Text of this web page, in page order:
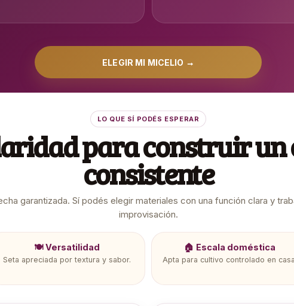
ELEGIR MI MICELIO →
LO QUE SÍ PODÉS ESPERAR
para construir
consistente
garantizada. Sí podés elegir materiales con una función clara y
improvisación.
🍽️ Versatilidad
Seta apreciada por textura y sabor.
🏠 Escala doméstica
Apta para cultivo controlado en